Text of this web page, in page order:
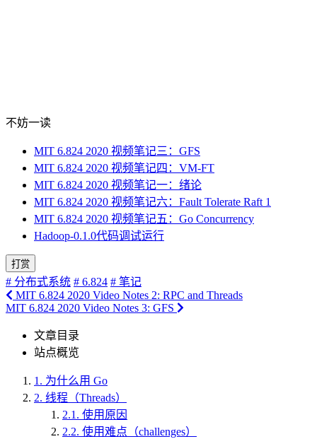
不妨一读
MIT 6.824 2020 视频笔记三：GFS
MIT 6.824 2020 视频笔记四：VM-FT
MIT 6.824 2020 视频笔记一：绪论
MIT 6.824 2020 视频笔记六：Fault Tolerate Raft 1
MIT 6.824 2020 视频笔记五：Go Concurrency
Hadoop-0.1.0代码调试运行
打赏
# 分布式系统 # 6.824 # 笔记
MIT 6.824 2020 Video Notes 2: RPC and Threads
MIT 6.824 2020 Video Notes 3: GFS
文章目录
站点概览
1. 为什么用 Go
2. 线程（Threads）
2.1. 使用原因
2.2. 使用难点（challenges）